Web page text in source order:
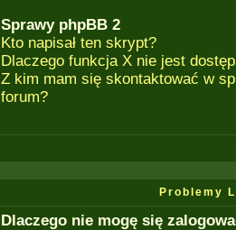
Sprawy phpBB 2
Kto napisał ten skrypt?
Dlaczego funkcja X nie jest
Z kim mam się skontaktować w
forum?
Problemy
Dlaczego nie mogę się